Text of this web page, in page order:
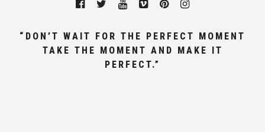
“DON’T WAIT FOR THE PERFECT MOMENT
TAKE THE MOMENT AND MAKE IT
PERFECT.”